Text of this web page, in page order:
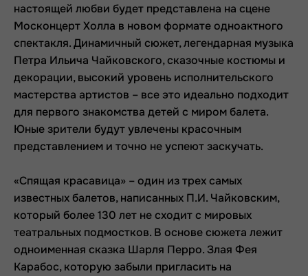
настоящей любви будет представлена на сцене
Москонцерт Холла в новом формате одноактного
спектакля. Динамичный сюжет, легендарная музыка
Петра Ильича Чайковского, сказочные костюмы и
декорации, высокий уровень исполнительского
мастерства артистов – все это идеально подходит
для первого знакомства детей с миром балета.
Юные зрители будут увлечены красочным
представлением и точно не успеют заскучать.
«Спящая красавица» – один из трех самых
известных балетов, написанных П.И. Чайковским,
который более 130 лет не сходит с мировых
театральных подмостков. В основе сюжета лежит
одноименная сказка Шарля Перро. Злая Фея
Карабос, которую забыли пригласить на